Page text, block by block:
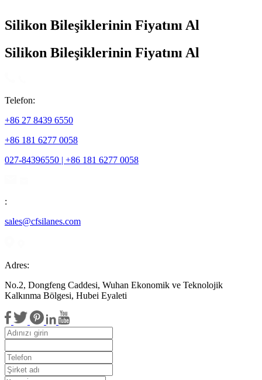
Silikon Bileşiklerinin Fiyatını Al
Silikon Bileşiklerinin Fiyatını Al
Telefon:
+86 27 8439 6550
+86 181 6277 0058
027-84396550 | +86 181 6277 0058
:
sales@cfsilanes.com
Adres:
No.2, Dongfeng Caddesi, Wuhan Ekonomik ve Teknolojik
Kalkınma Bölgesi, Hubei Eyaleti